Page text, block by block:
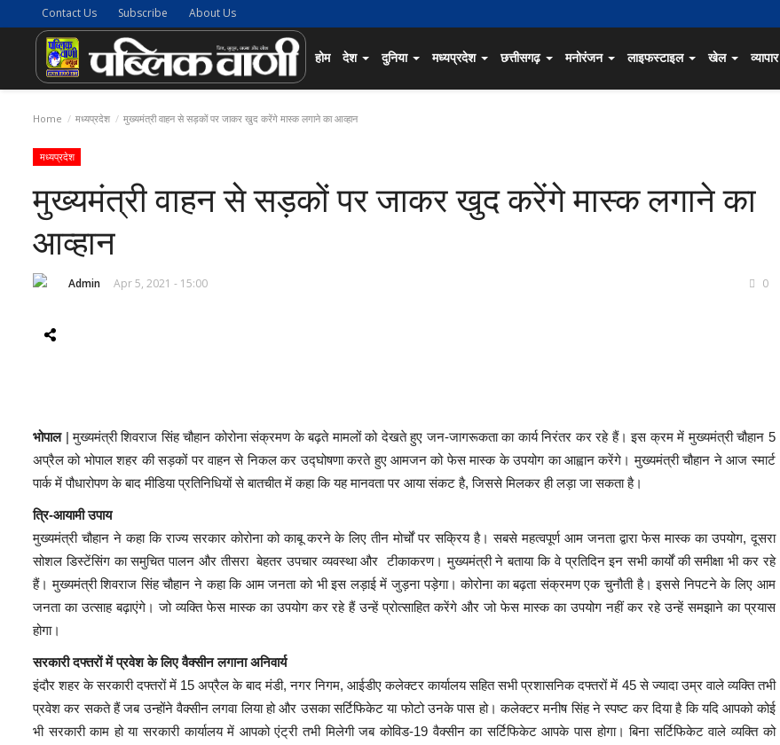
Contact Us Subscribe About Us
होम देश दुनिया मध्यप्रदेश छत्तीसगढ़ मनोरंजन लाइफस्टाइल खेल व्यापार
Home मध्यप्रदेश मुख्यमंत्री वाहन से सड़कों पर जाकर खुद करेंगे मास्क लगाने का आव्हान
मध्यप्रदेश
मुख्यमंत्री वाहन से सड़कों पर जाकर खुद करेंगे मास्क लगाने का
आव्हान
Admin Apr 5, 2021 - 15:00 0
भोपाल | मुख्यमंत्री शिवराज सिंह चौहान कोरोना संक्रमण के बढ़ते मामलों को देखते हुए जन-जागरूकता का कार्य निरंतर कर रहे हैं। इस क्रम में मुख्यमंत्री चौहान 5
अप्रैल को भोपाल शहर की सड़कों पर वाहन से निकल कर उद्घोषणा करते हुए आमजन को फेस मास्क के उपयोग का आह्वान करेंगे। मुख्यमंत्री चौहान ने आज स्मार्ट
पार्क में पौधारोपण के बाद मीडिया प्रतिनिधियों से बातचीत में कहा कि यह मानवता पर आया संकट है, जिससे मिलकर ही लड़ा जा सकता है।
त्रि-आयामी उपाय
मुख्यमंत्री चौहान ने कहा कि राज्य सरकार कोरोना को काबू करने के लिए तीन मोर्चों पर सक्रिय है। सबसे महत्वपूर्ण आम जनता द्वारा फेस मास्क का उपयोग, दूसरा
सोशल डिस्टेंसिंग का समुचित पालन और तीसरा बेहतर उपचार व्यवस्था और टीकाकरण। मुख्यमंत्री ने बताया कि वे प्रतिदिन इन सभी कार्यों की समीक्षा भी कर रहे
हैं। मुख्यमंत्री शिवराज सिंह चौहान ने कहा कि आम जनता को भी इस लड़ाई में जुड़ना पड़ेगा। कोरोना का बढ़ता संक्रमण एक चुनौती है। इससे निपटने के लिए आम
जनता का उत्साह बढ़ाएंगे। जो व्यक्ति फेस मास्क का उपयोग कर रहे हैं उन्हें प्रोत्साहित करेंगे और जो फेस मास्क का उपयोग नहीं कर रहे उन्हें समझाने का प्रयास
होगा।
सरकारी दफ्तरों में प्रवेश के लिए वैक्सीन लगाना अनिवार्य
इंदौर शहर के सरकारी दफ्तरों में 15 अप्रैल के बाद मंडी, नगर निगम, आईडीए कलेक्टर कार्यालय सहित सभी प्रशासनिक दफ्तरों में 45 से ज्यादा उम्र वाले व्यक्ति तभी
प्रवेश कर सकते हैं जब उन्होंने वैक्सीन लगवा लिया हो और उसका सर्टिफिकेट या फोटो उनके पास हो। कलेक्टर मनीष सिंह ने स्पष्ट कर दिया है कि यदि आपको कोई
भी सरकारी काम हो या सरकारी कार्यालय में आपको एंट्री तभी मिलेगी जब कोविड-19 वैक्सीन का सर्टिफिकेट आपके पास होगा। बिना सर्टिफिकेट वाले व्यक्ति को